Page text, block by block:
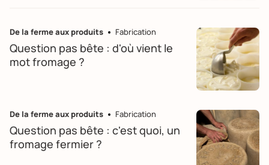
De la ferme aux produits Fabrication
Question pas bête : d'où vient le
mot fromage ?
De la ferme aux produits Fabrication
Question pas bête : c'est quoi, un
fromage fermier ?